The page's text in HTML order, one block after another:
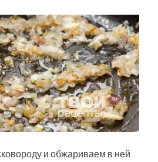
и обжариваем в ней